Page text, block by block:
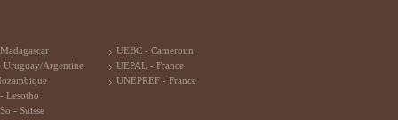
Uruguay/Argentine
Lesotho
- Suisse
UEBC - Cameroun
UEPAL - France
UNEPREF - France